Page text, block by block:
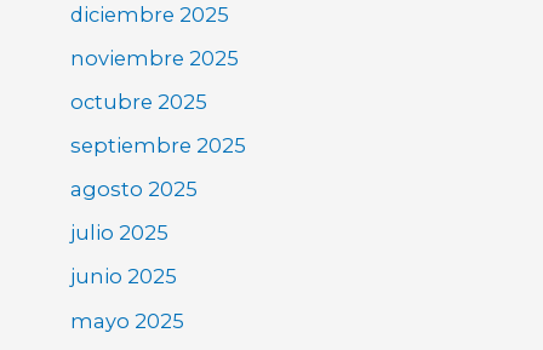
diciembre 2025
noviembre 2025
octubre 2025
septiembre 2025
agosto 2025
julio 2025
junio 2025
mayo 2025